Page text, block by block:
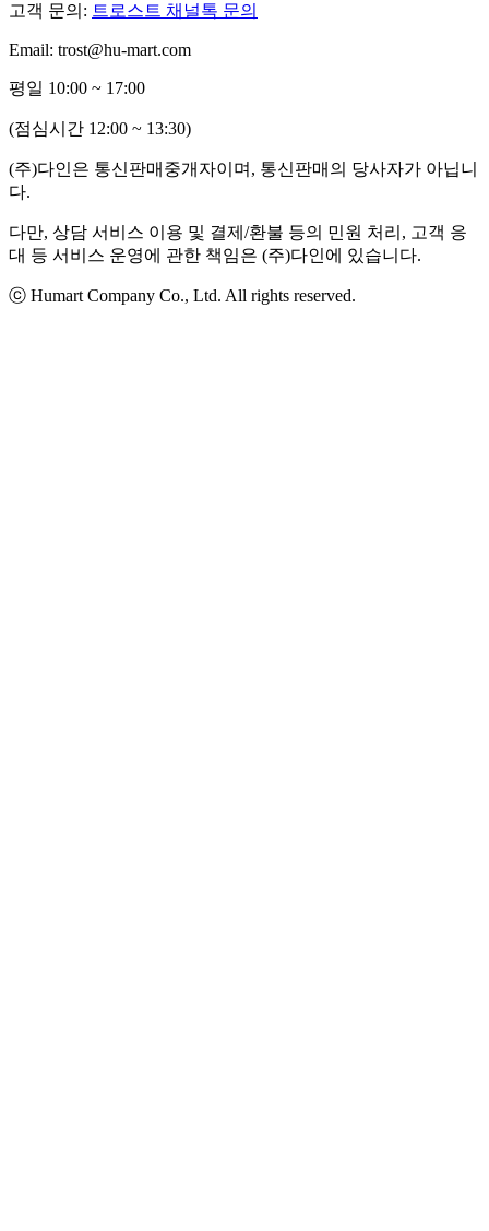
고객 문의: 트로스트 채널톡 문의
Email: trost@hu-mart.com
평일 10:00 ~ 17:00
(점심시간 12:00 ~ 13:30)
(주)다인은 통신판매중개자이며, 통신판매의 당사자가 아닙니
다.
다만, 상담 서비스 이용 및 결제/환불 등의 민원 처리, 고객 응
대 등 서비스 운영에 관한 책임은 (주)다인에 있습니다.
ⓒ Humart Company Co., Ltd. All rights reserved.